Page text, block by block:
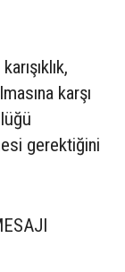
karşı
gerektiğini